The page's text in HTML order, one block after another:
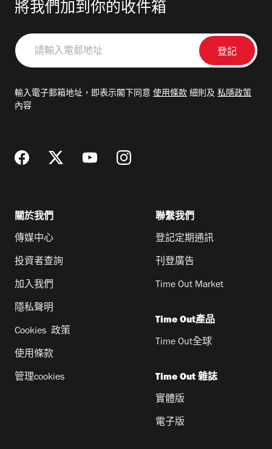
將我們加到你的收件箱
請
輸
郵
輸入電子郵箱地址，即表示閣下同意 使用條款 細則及 私隱政策
內容
關於我們
傳媒中心
投資者查詢
加入我們
隱私聲明
Cookies 政策
使用條款
管理cookies
聯繫我們
登記定期通訊
刊登廣告
Time Out Market
Time Out產品
Time Out全球
Time Out 雜誌
實體版
電子版